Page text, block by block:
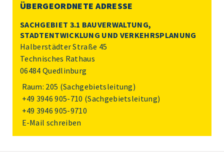
ÜBERGEORDNETE ADRESSE
SACHGEBIET 3.1 BAUVERWALTUNG,
STADTENTWICKLUNG UND VERKEHRSPLANUNG
Halberstädter Straße 45
Technisches Rathaus
06484 Quedlinburg
Raum: 205 (Sachgebietsleitung)
+49 3946 905-710 (Sachgebietsleitung)
+49 3946 905-9710
E-Mail schreiben